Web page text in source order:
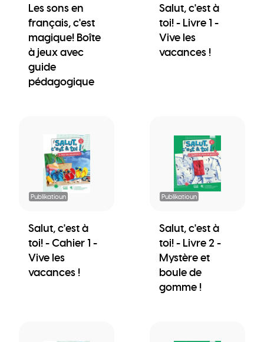
Les sons en
français, c'est
magique! Boîte
à jeux avec
guide
pédagogique
Salut, c'est à
toi! - Livre 1 -
Vive les
vacances !
Publikatioun
Salut, c'est à
toi! - Cahier 1 -
Vive les
vacances !
Publikatioun
Salut, c'est à
toi! - Livre 2 -
Mystère et
boule de
gomme !